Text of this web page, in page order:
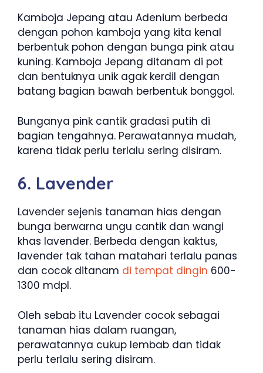
Kamboja Jepang atau Adenium berbeda
dengan pohon kamboja yang kita kenal
berbentuk pohon dengan bunga pink atau
kuning. Kamboja Jepang ditanam di pot
dan bentuknya unik agak kerdil dengan
batang bagian bawah berbentuk bonggol.
Bunganya pink cantik gradasi putih di
bagian tengahnya. Perawatannya mudah,
karena tidak perlu terlalu sering disiram.
6. Lavender
Lavender sejenis tanaman hias dengan
bunga berwarna ungu cantik dan wangi
khas lavender. Berbeda dengan kaktus,
lavender tak tahan matahari terlalu panas
dan cocok ditanam di tempat dingin 600-
1300 mdpl.
Oleh sebab itu Lavender cocok sebagai
tanaman hias dalam ruangan,
perawatannya cukup lembab dan tidak
perlu terlalu sering disiram.